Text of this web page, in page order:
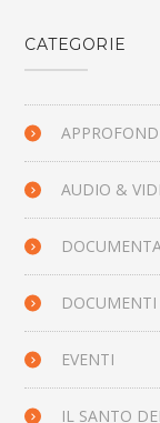
CATEGORIE
AUDIO &
EVENTI
IL SANTO